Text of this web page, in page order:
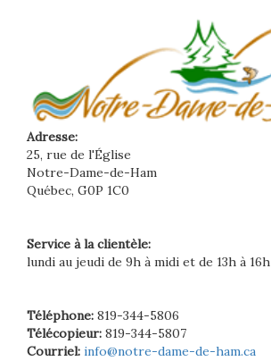
Adresse:
25, rue de l'Église
Notre-Dame-de-Ham
Québec, G0P 1C0
Service à la clientèle:
lundi au jeudi de 9h à midi et de 13h à 16h
Téléphone: 819-344-5806
Télécopieur: 819-344-5807
Courriel: info@notre-dame-de-ham.ca